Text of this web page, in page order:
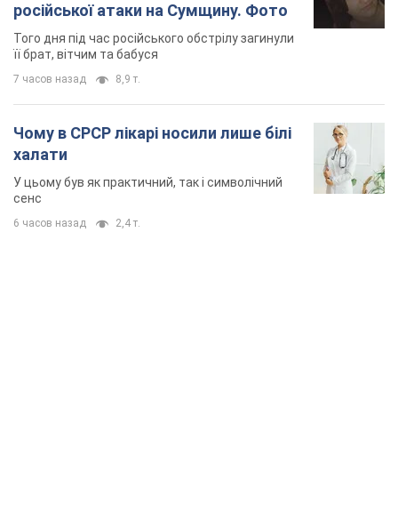
російської атаки на Сумщину. Фото
Того дня під час російського обстрілу загинули
її брат, вітчим та бабуся
7 часов назад 8,9 т.
Чому в СРСР лікарі носили лише білі
халати
У цьому був як практичний, так і символічний
сенс
6 часов назад 2,4 т.